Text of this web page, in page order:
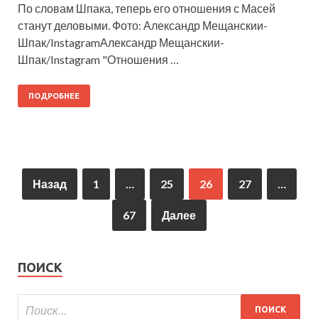
По словам Шпака, теперь его отношения с Масей
станут деловыми. Фото: Александр Мещанскии-
Шпак/InstagramАлександр Мещанскии-
Шпак/Instagram "Отношения …
ПОДРОБНЕЕ
Назад 1 … 25 26 27 …
67 Далее
ПОИСК